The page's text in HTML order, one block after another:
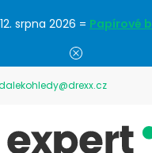
srpna 2026 = Papírové